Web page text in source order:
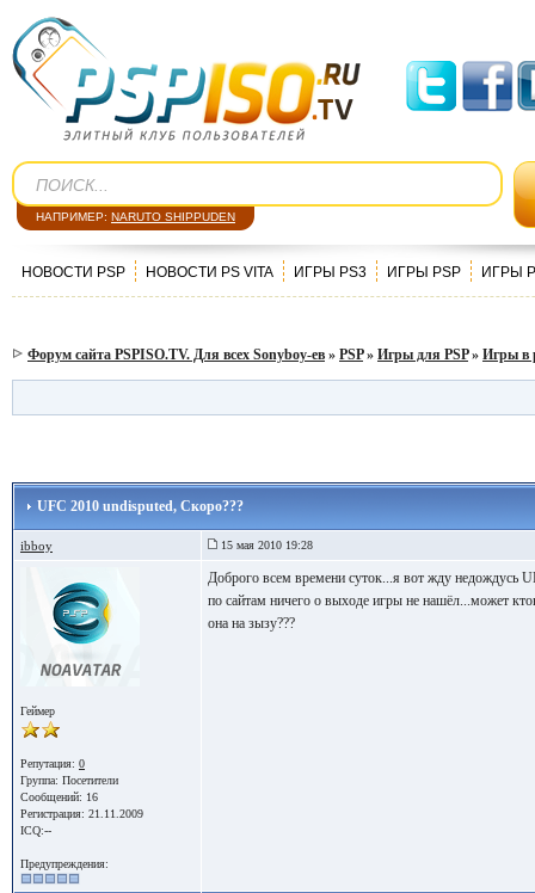
НАПРИМЕР: NARUTO SHIPPUDEN
НОВОСТИ PSP НОВОСТИ PS VITA ИГРЫ PS3 ИГРЫ PSP ИГРЫ
Форум сайта PSPISO.TV. Для всех Sonyboy-ев » PSP» Игры для PSP» Игры в
UFC 2010 undisputed, Скоро???
ibboy 15 мая 2010 19:28
Геймер
Репутация: 0
Группа: Посетители
Сообщений: 16
Регистрация: 21.11.2009
ICQ:--
Предупреждения:
Доброго всем времени суток...я вот жду недождусь
по сайтам ничего о выходе игры не нашёл...может
она на зызу???